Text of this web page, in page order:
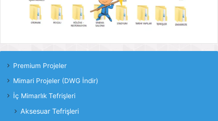
Premium Projeler
Mimari Projeler (DWG İndir)
İç Mimarlık Tefrişleri
Aksesuar Tefrişleri